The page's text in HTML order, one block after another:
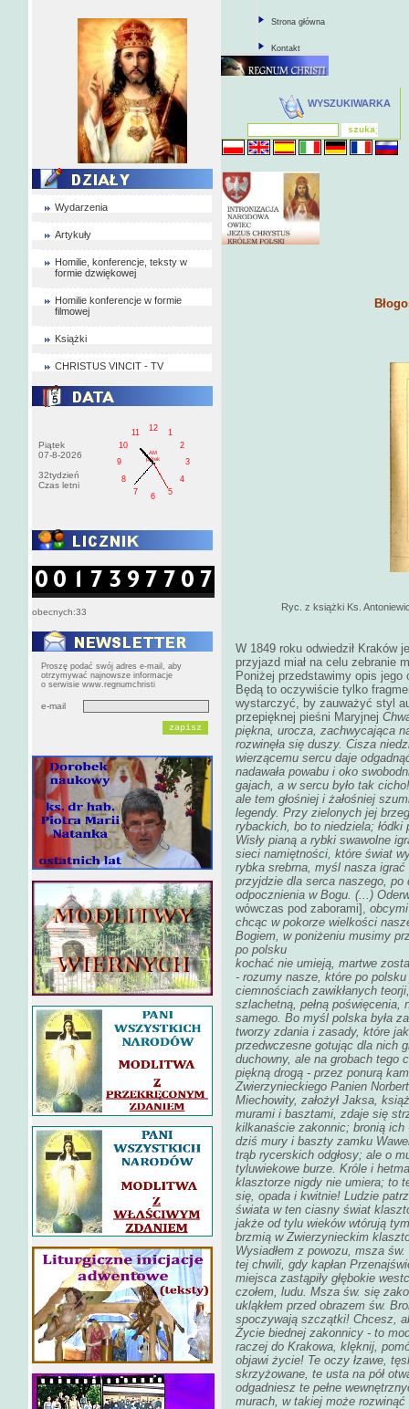
Wydarzenia
Artykuły
Homilie, konferencje, teksty w
formie dzwiękowej
Homilie konferencje w formie
filmowej
Książki
CHRISTUS VINCIT - TV
Piątek
07-8-2026
32tydzień
Czas letni
1
2
3
4
5
6
7
8
9
10
11
12
AM
pištek
obecnych:33
Proszę podać swój adres e-mail, aby
otrzymywać najnowsze informacje
o serwisie www.regnumchristi
e-mail
Strona główna
Kontakt
WYSZUKIWARKA
Ryc. z książki Ks.
W 1849 roku odwiedził Kraków
przyjazd miał na celu zebranie
Poniżej przedstawimy opis jego
Będą to oczywiście tylko
wystarczyć, by zauważyć styl
przepięknej pieśni Maryjnej
piękna, urocza, zachwycająca
rozwinęła się duszy. Cisza
wierzącemu sercu daje
nadawała powabu i oko
gajach, a w sercu było tak
ale tem głośniej i żałośniej
legendy. Przy zielonych jej
rybackich, bo to niedziela; łódki
Wisły pianą a rybki swawolne
sieci namiętności, które świat
rybka srebrna, myśl nasza
przyjdzie dla serca naszego, po
odpocznienia w Bogu. (...)
wówczas pod zaborami],
chcąc w pokorze wielkości
Bogiem, w poniżeniu musimy
po polsku
kochać nie umieją, martwe
- rozumy nasze, które po
ciemnościach zawikłanych
szlachetną, pełną
samego. Bo myśl polska była
tworzy zdania i zasady, które
przedwczesne gotując dla nich
duchowny, ale na grobach tego
piękną drogą - przez ponurą
Zwierzynieckiego Panien
Miechowity, założył Jaksa,
murami i basztami, zdaje się
kilkanaście zakonnic; bronią ich
dziś mury i baszty zamku
trąb rycerskich odgłosy; ale o
tyluwiekowe burze. Króle i
klasztorze nigdy nie umiera; to
się, opada i kwitnie! Ludzie
świata w ten ciasny świat
jakże od tylu wieków wtórują
brzmią w Zwierzynieckim
Wysiadłem z powozu, msza św.
tej chwili, gdy kapłan
miejsca zastąpiły głębokie
czołem, ludu. Msza św. się
ukląkłem przed obrazem św.
spoczywają szczątki! Chcesz,
Życie biednej zakonnicy - to
raczej do Krakowa, klęknij,
objawi życie! Te oczy łzawe,
skrzyżowane, te usta na pół
odgadniesz te pełne
murach, w takiej może rozwinąć